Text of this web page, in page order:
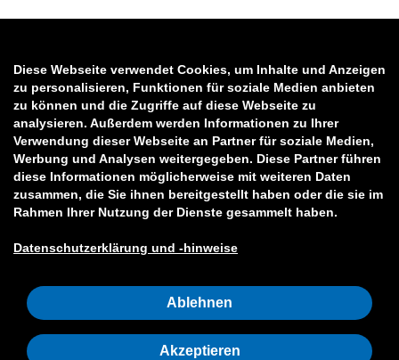
Diese Webseite verwendet Cookies, um Inhalte und Anzeigen
zu personalisieren, Funktionen für soziale Medien anbieten
zu können und die Zugriffe auf diese Webseite zu
analysieren. Außerdem werden Informationen zu Ihrer
Verwendung dieser Webseite an Partner für soziale Medien,
Werbung und Analysen weitergegeben. Diese Partner führen
diese Informationen möglicherweise mit weiteren Daten
zusammen, die Sie ihnen bereitgestellt haben oder die sie im
Rahmen Ihrer Nutzung der Dienste gesammelt haben.
Datenschutzerklärung und -hinweise
Ablehnen
Akzeptieren